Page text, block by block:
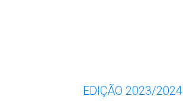
EDIÇÃO 2023/2024